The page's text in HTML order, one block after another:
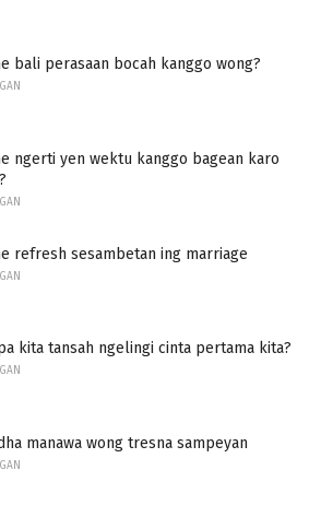
bali perasaan bocah kanggo wong?
ngerti yen wektu kanggo bagean karo
refresh sesambetan ing marriage
kita tansah ngelingi cinta pertama kita?
manawa wong tresna sampeyan